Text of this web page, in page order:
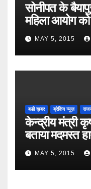
सोनीपत के
महिला आयोग
MAY 5, 2015
बडी ख़बर ब्रेकिंग न्यूज़
केन्द्रीय मंत्री
बताया मदमस्त
MAY 5, 2015